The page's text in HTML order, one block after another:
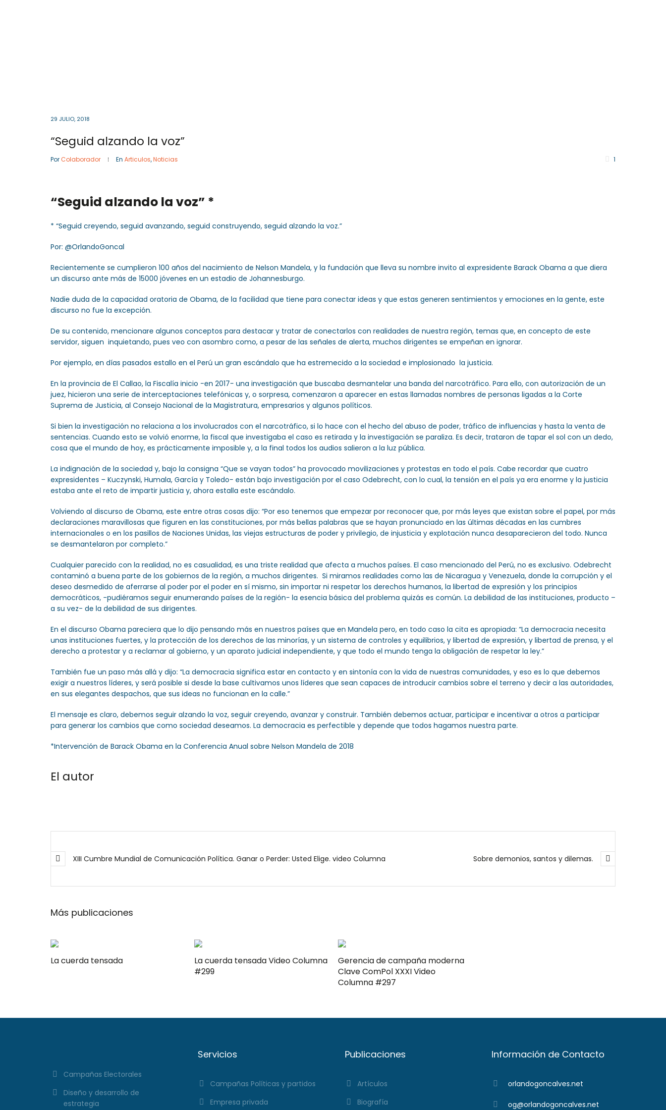
29 JULIO, 2018
“Seguid alzando la voz”
1
Por Colaborador En Articulos,Noticias
“Seguid alzando la voz” *
* “Seguid creyendo, seguid avanzando, seguid construyendo, seguid alzando la voz.”
Por: @OrlandoGoncal
Recientemente se cumplieron 100 años del nacimiento de Nelson Mandela, y la fundación que lleva su nombre invito al expresidente Barack Obama a que diera
un discurso ante más de 15000 jóvenes en un estadio de Johannesburgo.
Nadie duda de la capacidad oratoria de Obama, de la facilidad que tiene para conectar ideas y que estas generen sentimientos y emociones en la gente, este
discurso no fue la excepción.
De su contenido, mencionare algunos conceptos para destacar y tratar de conectarlos con realidades de nuestra región, temas que, en concepto de este
servidor, siguen inquietando, pues veo con asombro como, a pesar de las señales de alerta, muchos dirigentes se empeñan en ignorar.
Por ejemplo, en días pasados estallo en el Perú un gran escándalo que ha estremecido a la sociedad e implosionado la justicia.
En la provincia de El Callao, la Fiscalía inicio -en 2017- una investigación que buscaba desmantelar una banda del narcotráfico. Para ello, con autorización de un
juez, hicieron una serie de interceptaciones telefónicas y, o sorpresa, comenzaron a aparecer en estas llamadas nombres de personas ligadas a la Corte
Suprema de Justicia, al Consejo Nacional de la Magistratura, empresarios y algunos políticos.
Si bien la investigación no relaciona a los involucrados con el narcotráfico, si lo hace con el hecho del abuso de poder, tráfico de influencias y hasta la venta de
sentencias. Cuando esto se volvió enorme, la fiscal que investigaba el caso es retirada y la investigación se paraliza. Es decir, trataron de tapar el sol con un dedo,
cosa que el mundo de hoy, es prácticamente imposible y, a la final todos los audios salieron a la luz pública.
La indignación de la sociedad y, bajo la consigna “Que se vayan todos” ha provocado movilizaciones y protestas en todo el país. Cabe recordar que cuatro
expresidentes – Kuczynski, Humala, García y Toledo- están bajo investigación por el caso Odebrecht, con lo cual, la tensión en el país ya era enorme y la justicia
estaba ante el reto de impartir justicia y, ahora estalla este escándalo.
Volviendo al discurso de Obama, este entre otras cosas dijo: “Por eso tenemos que empezar por reconocer que, por más leyes que existan sobre el papel, por más
declaraciones maravillosas que figuren en las constituciones, por más bellas palabras que se hayan pronunciado en las últimas décadas en las cumbres
internacionales o en los pasillos de Naciones Unidas, las viejas estructuras de poder y privilegio, de injusticia y explotación nunca desaparecieron del todo. Nunca
se desmantelaron por completo.”
Cualquier parecido con la realidad, no es casualidad, es una triste realidad que afecta a muchos países. El caso mencionado del Perú, no es exclusivo. Odebrecht
contaminó a buena parte de los gobiernos de la región, a muchos dirigentes. Si miramos realidades como las de Nicaragua y Venezuela, donde la corrupción y el
deseo desmedido de aferrarse al poder por el poder en sí mismo, sin importar ni respetar los derechos humanos, la libertad de expresión y los principios
democráticos, -pudiéramos seguir enumerando países de la región- la esencia básica del problema quizás es común. La debilidad de las instituciones, producto –
a su vez- de la debilidad de sus dirigentes.
En el discurso Obama pareciera que lo dijo pensando más en nuestros países que en Mandela pero, en todo caso la cita es apropiada: “La democracia necesita
unas instituciones fuertes, y la protección de los derechos de las minorías, y un sistema de controles y equilibrios, y libertad de expresión, y libertad de prensa, y el
derecho a protestar y a reclamar al gobierno, y un aparato judicial independiente, y que todo el mundo tenga la obligación de respetar la ley.”
También fue un paso más allá y dijo: “La democracia significa estar en contacto y en sintonía con la vida de nuestras comunidades, y eso es lo que debemos
exigir a nuestros líderes, y será posible si desde la base cultivamos unos líderes que sean capaces de introducir cambios sobre el terreno y decir a las autoridades,
en sus elegantes despachos, que sus ideas no funcionan en la calle.”
El mensaje es claro, debemos seguir alzando la voz, seguir creyendo, avanzar y construir. También debemos actuar, participar e incentivar a otros a participar
para generar los cambios que como sociedad deseamos. La democracia es perfectible y depende que todos hagamos nuestra parte.
*Intervención de Barack Obama en la Conferencia Anual sobre Nelson Mandela de 2018
El autor
Sobre demonios, santos y dilemas.
XIII Cumbre Mundial de Comunicación Política. Ganar o Perder: Usted Elige. video Columna
Más publicaciones
La cuerda tensada
La cuerda tensada Video Columna
#299
Gerencia de campaña moderna
Clave ComPol XXXI Video
Columna #297
Campañas Electorales
Diseño y desarrollo de
estrategia
Servicios
Campañas Políticas y partidos
Empresa privada
Publicaciones
Artículos
Biografía
Información de Contacto
orlandogoncalves.net
og@orlandogoncalves.net